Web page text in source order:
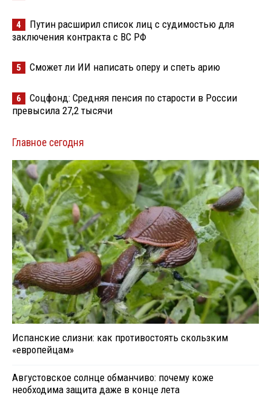
4
Путин расширил список лиц с судимостью для
заключения контракта с ВС РФ
5 Сможет ли ИИ написать оперу и спеть арию
6
Соцфонд: Средняя пенсия по старости в России
превысила 27,2 тысячи
Главное сегодня
Испанские слизни: как противостоять скользким
«европейцам»
Августовское солнце обманчиво: почему коже
необходима защита даже в конце лета